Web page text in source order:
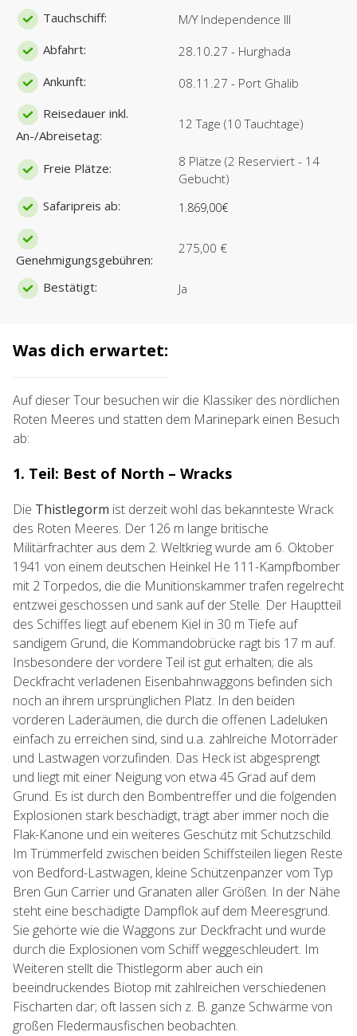
Tauchschiff:
M/Y Independence III
Abfahrt:
28.10.27 - Hurghada
Ankunft:
08.11.27 - Port Ghalib
Reisedauer inkl.
An-/Abreisetag:
12 Tage (10 Tauchtage)
Freie Plätze:
8 Plätze (2 Reserviert - 14
Gebucht)
Safaripreis ab:
1.869,00€
Genehmigungsgebühren:
275,00 €
Bestätigt: Ja
Was dich erwartet:
Auf dieser Tour besuchen wir die Klassiker des nördlichen
Roten Meeres und statten dem Marinepark einen Besuch
ab:
1. Teil: Best of North – Wracks
Die Thistlegorm ist derzeit wohl das bekannteste Wrack
des Roten Meeres. Der 126 m lange britische
Militärfrachter aus dem 2. Weltkrieg wurde am 6. Oktober
1941 von einem deutschen Heinkel He 111-Kampfbomber
mit 2 Torpedos, die die Munitionskammer trafen regelrecht
entzwei geschossen und sank auf der Stelle. Der Hauptteil
des Schiffes liegt auf ebenem Kiel in 30 m Tiefe auf
sandigem Grund, die Kommandobrücke ragt bis 17 m auf.
Insbesondere der vordere Teil ist gut erhalten; die als
Deckfracht verladenen Eisenbahnwaggons befinden sich
noch an ihrem ursprünglichen Platz. In den beiden
vorderen Laderäumen, die durch die offenen Ladeluken
einfach zu erreichen sind, sind u.a. zahlreiche Motorräder
und Lastwagen vorzufinden. Das Heck ist abgesprengt
und liegt mit einer Neigung von etwa 45 Grad auf dem
Grund. Es ist durch den Bombentreffer und die folgenden
Explosionen stark beschädigt, trägt aber immer noch die
Flak-Kanone und ein weiteres Geschütz mit Schutzschild.
Im Trümmerfeld zwischen beiden Schiffsteilen liegen Reste
von Bedford-Lastwagen, kleine Schützenpanzer vom Typ
Bren Gun Carrier und Granaten aller Größen. In der Nähe
steht eine beschädigte Dampflok auf dem Meeresgrund.
Sie gehörte wie die Waggons zur Deckfracht und wurde
durch die Explosionen vom Schiff weggeschleudert. Im
Weiteren stellt die Thistlegorm aber auch ein
beeindruckendes Biotop mit zahlreichen verschiedenen
Fischarten dar; oft lassen sich z. B. ganze Schwärme von
großen Fledermausfischen beobachten.